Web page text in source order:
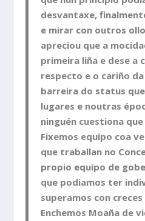
desvantaxe,
e mirar con outros
apreciou que a
primeira liña e dese a
respecto e o cariño
barreira do status
lugares e noutras
ninguén cuestiona
Fixemos equipo coa
que traballan no
propio equipo de
que podiamos ter
superamos con
Enchemos Moaña de